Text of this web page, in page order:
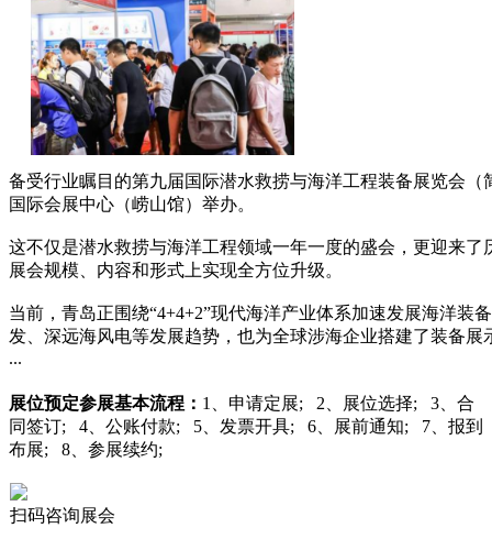
备受行业瞩目的第九届国际潜水救捞与海洋工程装备展览会（
国际会展中心（崂山馆）举办。
这不仅是潜水救捞与海洋工程领域一年一度的盛会，更迎来
展会规模、内容和形式上实现全方位升级。
当前，青岛正围绕“4+4+2”现代海洋产业体系加速发展海洋
发、深远海风电等发展趋势，也为全球涉海企业搭建了装备展
...
展位预定参展基本流程： 1、申请定展; 2、展位选择; 3、合
同签订; 4、公账付款; 5、发票开具; 6、展前通知; 7、报到
布展; 8、参展续约;
扫码咨询展会